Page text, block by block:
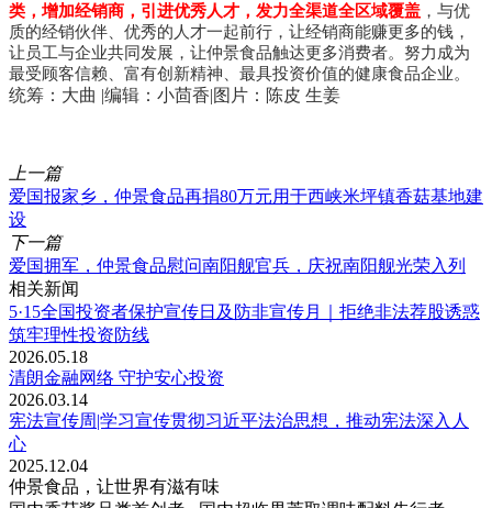
类，增加经销商，引进优秀人才，发力全渠道全区域覆盖 ，与优
质的经销伙伴、优秀的人才一起前行，让经销商能赚更多的钱，
让员工与企业共同发展，让仲景食品触达更多消费者。努力成为
最受顾客信赖、富有创新精神、最具投资价值的健康食品企业。
统筹：大曲 |编辑：小茴香|图片：陈皮 生姜
上一篇
爱国报家乡，仲景食品再捐80万元用于西峡米坪镇香菇基地建
设
下一篇
爱国拥军，仲景食品慰问南阳舰官兵，庆祝南阳舰光荣入列
相关新闻
5·15全国投资者保护宣传日及防非宣传月｜拒绝非法荐股诱惑
筑牢理性投资防线
2026.05.18
清朗金融网络 守护安心投资
2026.03.14
宪法宣传周|学习宣传贯彻习近平法治思想，推动宪法深入人
心
2025.12.04
仲景食品，让世界有滋有味